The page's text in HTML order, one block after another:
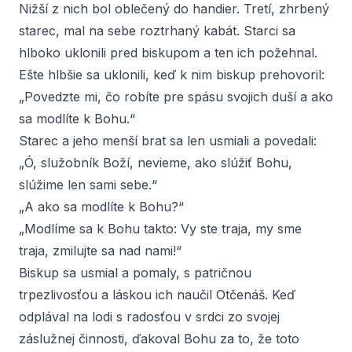
Nižší z nich bol oblečený do handier. Tretí, zhrbený
starec, mal na sebe roztrhaný kabát. Starci sa
hlboko uklonili pred biskupom a ten ich požehnal.
Ešte hlbšie sa uklonili, keď k nim biskup prehovoril:
„Povedzte mi, čo robíte pre spásu svojich duší a ako
sa modlíte k Bohu.“
Starec a jeho menší brat sa len usmiali a povedali:
„Ó, služobník Boží, nevieme, ako slúžiť Bohu,
slúžime len sami sebe.“
„A ako sa modlíte k Bohu?“
„Modlíme sa k Bohu takto: Vy ste traja, my sme
traja, zmilujte sa nad nami!“
Biskup sa usmial a pomaly, s patričnou
trpezlivosťou a láskou ich naučil Otčenáš. Keď
odplával na lodi s radosťou v srdci zo svojej
záslužnej činnosti, ďakoval Bohu za to, že toto